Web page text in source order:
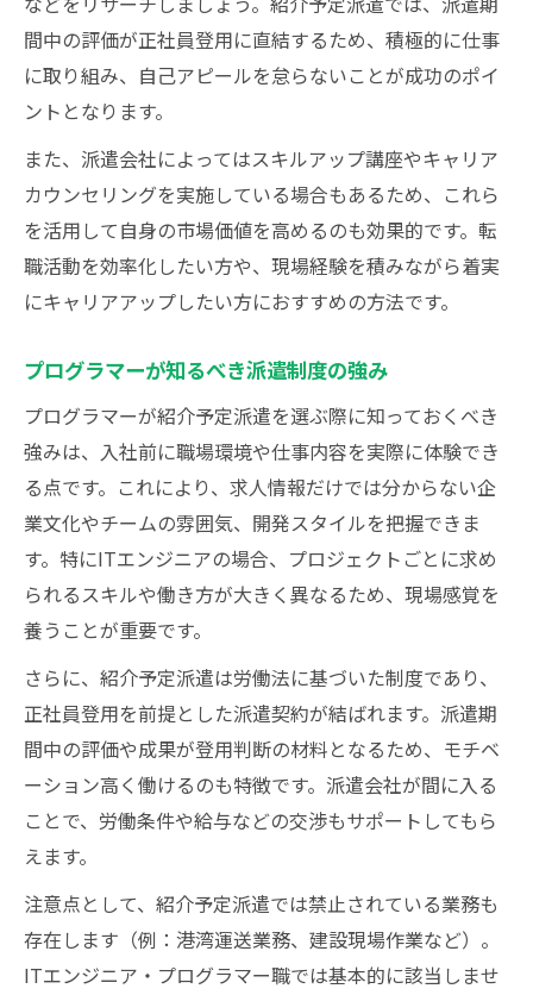
間中の評価が正社員登用に直結するため、積極的に仕事
に取り組み、自己アピールを怠らないことが成功のポイ
ントとなります。
また、派遣会社によってはスキルアップ講座やキャリア
カウンセリングを実施している場合もあるため、これら
を活用して自身の市場価値を高めるのも効果的です。転
職活動を効率化したい方や、現場経験を積みながら着実
にキャリアアップしたい方におすすめの方法です。
プログラマーが知るべき派遣制度の強み
プログラマーが紹介予定派遣を選ぶ際に知っておくべき
強みは、入社前に職場環境や仕事内容を実際に体験でき
る点です。これにより、求人情報だけでは分からない企
業文化やチームの雰囲気、開発スタイルを把握できま
す。特にITエンジニアの場合、プロジェクトごとに求め
られるスキルや働き方が大きく異なるため、現場感覚を
養うことが重要です。
さらに、紹介予定派遣は労働法に基づいた制度であり、
正社員登用を前提とした派遣契約が結ばれます。派遣期
間中の評価や成果が登用判断の材料となるため、モチベ
ーション高く働けるのも特徴です。派遣会社が間に入る
ことで、労働条件や給与などの交渉もサポートしてもら
えます。
注意点として、紹介予定派遣では禁止されている業務も
存在します（例：港湾運送業務、建設現場作業など）。
ITエンジニア・プログラマー職では基本的に該当しませ